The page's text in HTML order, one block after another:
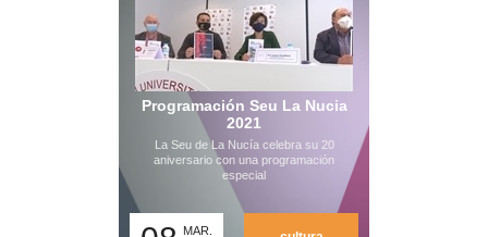
Programación Seu La Nucia
2021
La Seu de La Nucía celebra su 20
aniversario con una programación
especial
MAR.